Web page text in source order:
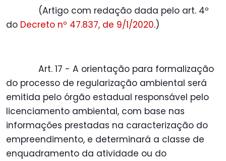
(Artigo com redação dada pelo art. 4º
do Decreto nº 47.837, de 9/1/2020.)
Art. 17 - A orientação para formalização
do processo de regularização ambiental será
emitida pelo órgão estadual responsável pelo
licenciamento ambiental, com base nas
informações prestadas na caracterização do
empreendimento, e determinará a classe de
enquadramento da atividade ou do